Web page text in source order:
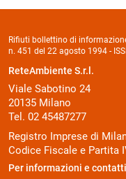
Rifiuti bollettino di
n. 451 del 22 agosto 1994 -
ReteAmbiente S.r.l.
Viale Sabotino 24
20135 Milano
Tel. 02 45487277
Registro Imprese di
Codice Fiscale e Partita
Per informazioni e